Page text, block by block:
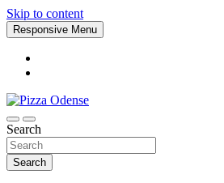
Skip to content
Responsive Menu
Pizza Odense
Search
Search